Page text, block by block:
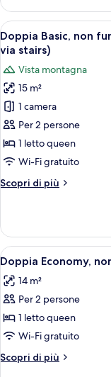
allergici
Standard,
non
fumatori,
per
allergici
Apri
tutte
foto
per
Doppia
Basic,
non
fumatori,
soggetti
via
stairs)
6
Doppia Basic, non
via stairs)
Vista montagna
15 m²
1 camera
Per 2 persone
1 letto queen
Wi-Fi gratuito
Scopri di più
Altri
Basic,
non
fumatori,
per
soggetti
allergici
via
stairs)
Apri
tutte
le
foto
per
Doppia
Economy,
non
7
Doppia Economy,
14 m²
Per 2 persone
1 letto queen
Wi-Fi gratuito
Scopri di più
Altri